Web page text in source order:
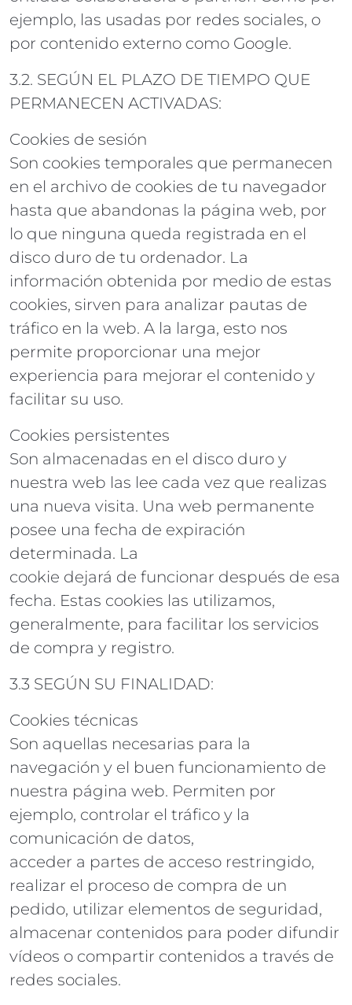
ejemplo, las usadas por redes sociales, o
por contenido externo como Google.
3.2. SEGÚN EL PLAZO DE TIEMPO QUE
PERMANECEN ACTIVADAS:
Cookies de sesión
Son cookies temporales que permanecen
en el archivo de cookies de tu navegador
hasta que abandonas la página web, por
lo que ninguna queda registrada en el
disco duro de tu ordenador. La
información obtenida por medio de estas
cookies, sirven para analizar pautas de
tráfico en la web. A la larga, esto nos
permite proporcionar una mejor
experiencia para mejorar el contenido y
facilitar su uso.
Cookies persistentes
Son almacenadas en el disco duro y
nuestra web las lee cada vez que realizas
una nueva visita. Una web permanente
posee una fecha de expiración
determinada. La
cookie dejará de funcionar después de esa
fecha. Estas cookies las utilizamos,
generalmente, para facilitar los servicios
de compra y registro.
3.3 SEGÚN SU FINALIDAD:
Cookies técnicas
Son aquellas necesarias para la
navegación y el buen funcionamiento de
nuestra página web. Permiten por
ejemplo, controlar el tráfico y la
comunicación de datos,
acceder a partes de acceso restringido,
realizar el proceso de compra de un
pedido, utilizar elementos de seguridad,
almacenar contenidos para poder difundir
vídeos o compartir contenidos a través de
redes sociales.